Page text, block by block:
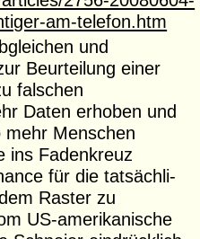
am-telefon.htm
und
Beurteilung einer
falschen
Daten erhoben und
Menschen
ins Fadenkreuz
für die tatsächli­
Raster zu
US-amerikanische